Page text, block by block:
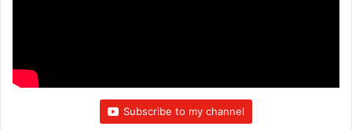
Subscribe to my channel